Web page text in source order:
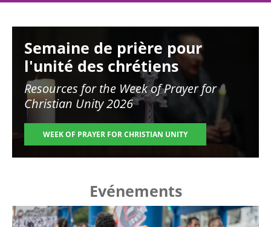
Semaine de prière pour
l'unité des chrétiens
Resources for the Week of Prayer for
Christian Unity 2026
WEEK OF PRAYER FOR CHRISTIAN UNITY
Evénements
Image